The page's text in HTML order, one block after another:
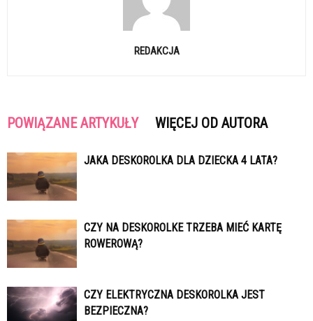
REDAKCJA
POWIĄZANE ARTYKUŁY WIĘCEJ OD AUTORA
JAKA DESKOROLKA DLA DZIECKA 4 LATA?
CZY NA DESKOROLKE TRZEBA MIEĆ KARTĘ
ROWEROWĄ?
CZY ELEKTRYCZNA DESKOROLKA JEST
BEZPIECZNA?